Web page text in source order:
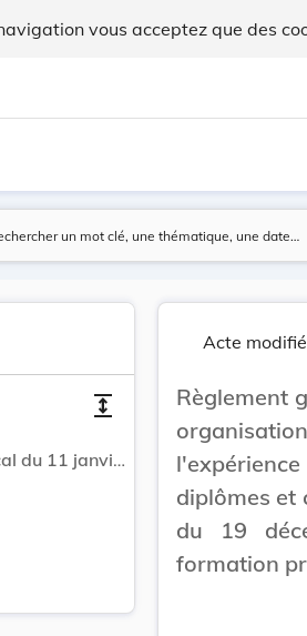
vous acceptez que des
expand
A6 Règlement grand-ducal du 11 janvier 2010 portant organisation de la validation des acquis de l'expérience pour la délivrance des brevets, diplômes et certificats prévue au chapitre V de la loi du 19 décembre 2008 portant réforme de la formation professionnelle.
Acte modifié
Règlement
diplômes et
du 19
formation